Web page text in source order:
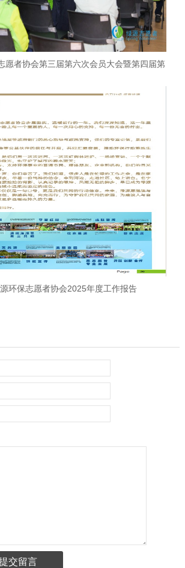
愿者协会第三届第六次会员大会暨第四届第
环保志愿者协会2025年度工作报告